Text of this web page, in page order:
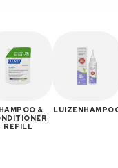
&
REFILL